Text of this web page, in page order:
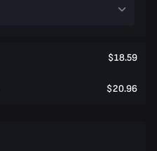
$18.59
$20.96